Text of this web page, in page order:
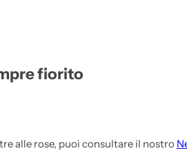
fiorito
alle rose, puoi consultare il nostro